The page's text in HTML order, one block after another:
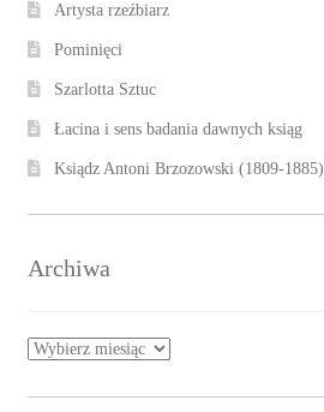
Artysta rzeźbiarz
Pominięci
Szarlotta Sztuc
Łacina i sens badania dawnych ksiąg
Ksiądz Antoni Brzozowski (1809-1885)
Archiwa
Archiwa